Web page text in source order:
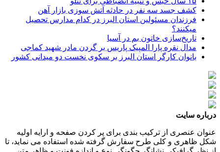
کشف جسد سه نفر در حادثه آتش سوزی بازار آهن
فرزندان مسئولین استان البرز در کدام مدارس تحصیل
میکنند؟
‌تاریخ‌سازی خاتون بم در آسیا
مدال نقره پارا المپیک پاریس بر گردن مادر شهید کماجی
بانوان کارگر استان البرز بر سکوی نخست دو میدانی کشور
درباره سایت
عنوان عنصری از ترکیب بندی برای پر کردن صفحه و ارایه اولیه
شکل ظاهری و کلی طرح سفارش گرفته شده استفاده می نماید، تا